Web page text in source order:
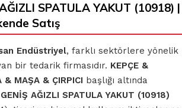
SPATULA YAKUT (10918) |
Satış
Endüstriyel, farklı sektörlere yönelik
bir tedarik firmasıdır. KEPÇE &
& MAŞA & ÇIRPICI başlığı altında
AĞIZLI SPATULA YAKUT (10918)